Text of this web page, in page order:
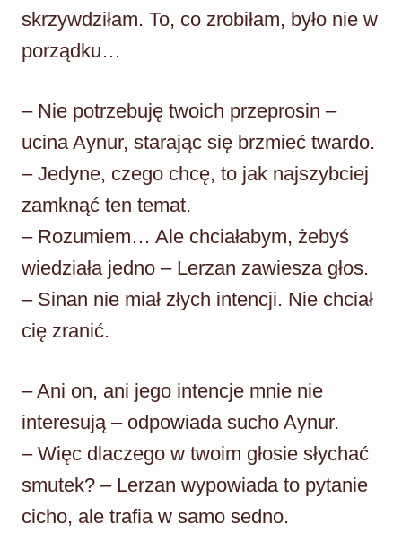
skrzywdziłam. To, co zrobiłam, było nie w
porządku…
– Nie potrzebuję twoich przeprosin –
ucina Aynur, starając się brzmieć twardo.
– Jedyne, czego chcę, to jak najszybciej
zamknąć ten temat.
– Rozumiem… Ale chciałabym, żebyś
wiedziała jedno – Lerzan zawiesza głos.
– Sinan nie miał złych intencji. Nie chciał
cię zranić.
– Ani on, ani jego intencje mnie nie
interesują – odpowiada sucho Aynur.
– Więc dlaczego w twoim głosie słychać
smutek? – Lerzan wypowiada to pytanie
cicho, ale trafia w samo sedno.